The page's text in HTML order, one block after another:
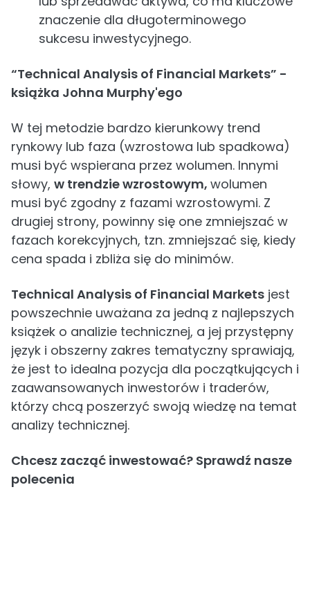
znaczenie dla długoterminowego
sukcesu inwestycyjnego.
“Technical Analysis of Financial Markets” -
książka Johna Murphy'ego
W tej metodzie bardzo kierunkowy trend
rynkowy lub faza (wzrostowa lub spadkowa)
musi być wspierana przez wolumen. Innymi
słowy, w trendzie wzrostowym, wolumen
musi być zgodny z fazami wzrostowymi. Z
drugiej strony, powinny się one zmniejszać w
fazach korekcyjnych, tzn. zmniejszać się, kiedy
cena spada i zbliża się do minimów.
Technical Analysis of Financial Markets jest
powszechnie uważana za jedną z najlepszych
książek o analizie technicznej, a jej przystępny
język i obszerny zakres tematyczny sprawiają,
że jest to idealna pozycja dla początkujących i
zaawansowanych inwestorów i traderów,
którzy chcą poszerzyć swoją wiedzę na temat
analizy technicznej.
Chcesz zacząć inwestować? Sprawdź nasze
polecenia